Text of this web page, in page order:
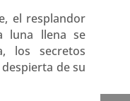
el resplandor
luna llena se
los secretos
de su